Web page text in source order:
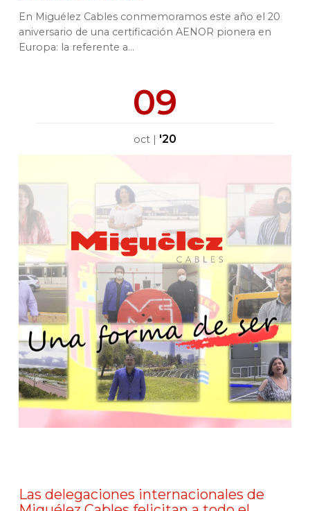
En Miguélez Cables conmemoramos este año el 20
aniversario de una certificación AENOR pionera en
Europa: la referente a...
09
oct | '20
Las delegaciones internacionales de